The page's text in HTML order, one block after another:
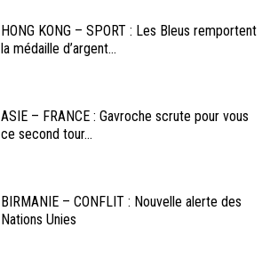
HONG KONG – SPORT : Les Bleus remportent
la médaille d’argent...
ASIE – FRANCE : Gavroche scrute pour vous
ce second tour...
BIRMANIE – CONFLIT : Nouvelle alerte des
Nations Unies